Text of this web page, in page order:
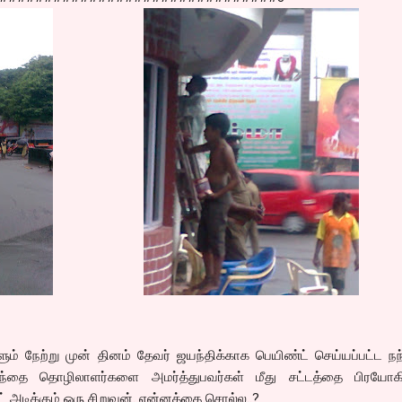
நேற்று முன் தினம் தேவர் ஜயந்திக்காக பெயிண்ட் செய்யப்பட்ட
தொழிலாளர்களை அமர்த்துபவர்கள் மீது சட்டத்தை
அடிக்கும் ஒரு சிறுவன். என்னத்தை சொல்ல..?